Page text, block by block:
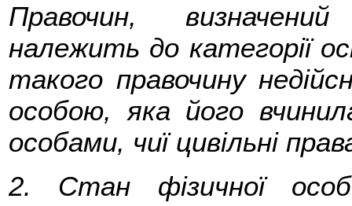
Правочин,
належить до категорії
такого правочину
особою, яка його
особами, чиї цивільні
2. Стан фізичної